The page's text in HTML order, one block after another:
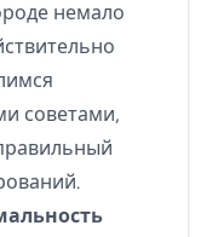
немало
советами,